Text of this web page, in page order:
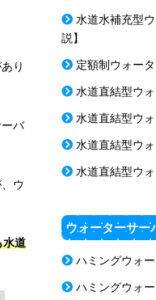
り
バ
ウ
水道
水道水補充型
説】
定額制ウォー
水道直結型ウ
水道直結型ウ
水道直結型ウ
水道直結型ウ
ウォーターサー
ハミングウォー
ハミングウォ